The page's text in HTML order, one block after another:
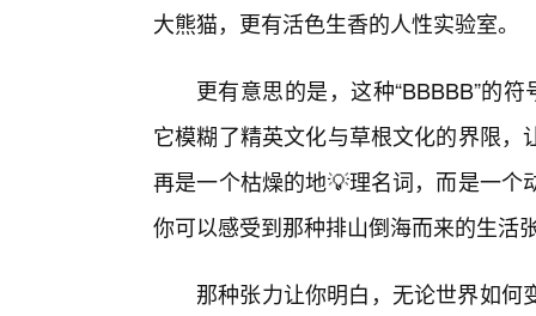
大熊猫，更有活色生香的人性实验室。
更有意思的是，这种“BBBBB”的
它模糊了精英文化与草根文化的界限
再是一个枯燥的地💡理名词，而是一
你可以感受到那种排山倒海而来的生活
那种张力让你明白，无论世界如